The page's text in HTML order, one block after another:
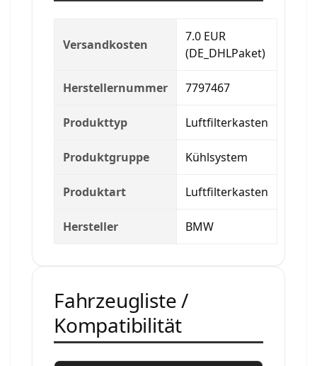
Versandkosten
7.0 EUR
(DE_DHLPaket)
Herstellernummer 7797467
Produkttyp Luftfilterkasten
Produktgruppe Kühlsystem
Produktart Luftfilterkasten
Hersteller BMW
Fahrzeugliste /
Kompatibilität